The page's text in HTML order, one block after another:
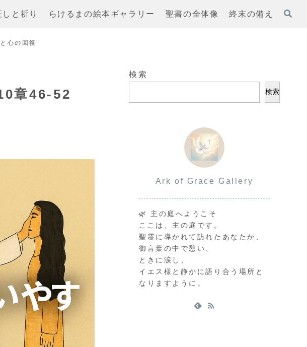
しと祈り らけるまの絵本ギャラリー 聖書の全体像 終末の備え
心の回復
章46-52
検索
検索
Ark of Grace Gallery
🌿 主の庭へようこそ
ここは、主の庭です。
聖霊に導かれて訪れたあなたが、
御言葉の中で憩い、
ときに涙し、
イエス様と静かに語り合う場所と
なりますように。